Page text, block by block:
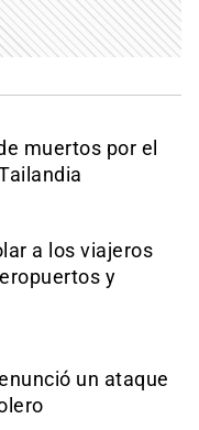
muertos por el
a los viajeros
y
un ataque